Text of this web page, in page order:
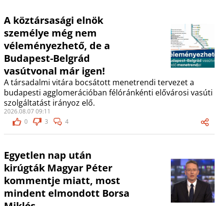
A köztársasági elnök
személye még nem
véleményezhető, de a
Budapest-Belgrád
vasútvonal már igen!
A társadalmi vitára bocsátott menetrendi tervezet a
budapesti agglomerációban félóránkénti elővárosi vasúti
szolgáltatást irányoz elő.
2026.08.07 09:11
0
3 4
Egyetlen nap után
kirúgták Magyar Péter
kommentje miatt, most
mindent elmondott Borsa